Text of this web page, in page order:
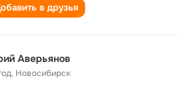
в друзья
Аверьянов
, Новосибирск